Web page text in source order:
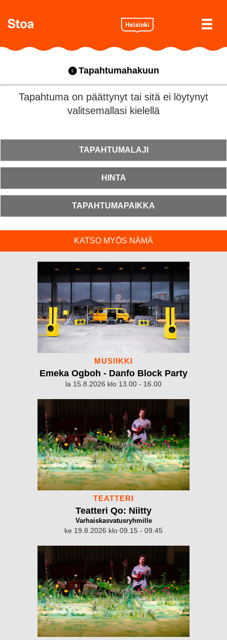
Tapahtumahakuun
Tapahtuma on päättynyt tai sitä ei löytynyt
valitsemallasi kielellä
TAPAHTUMALAJI
HINTA
TAPAHTUMAPAIKKA
KATSO MYÖS NÄMÄ
MUSIIKKI
Emeka Ogboh - Danfo Block Party
la 15.8.2026 klo 13.00 - 16.00
TEATTERI
Teatteri Qo: Niitty
Varhaiskasvatusryhmille
ke 19.8.2026 klo 09.15 - 09.45